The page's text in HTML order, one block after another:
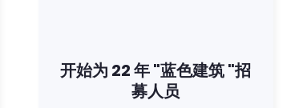
开始为 22 年 "蓝色建筑 "招
募人员